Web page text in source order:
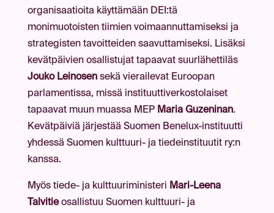
organisaatioita käyttämään DEI:tä
monimuotoisten tiimien voimaannuttamiseksi ja
strategisten tavoitteiden saavuttamiseksi. Lisäksi
kevätpäivien osallistujat tapaavat suurlähettiläs
Jouko Leinosensekä vierailevat Euroopan
parlamentissa, missä instituuttiverkostolaiset
tapaavat muun muassa MEP Maria Guzeninan.
Kevätpäiviä järjestää Suomen Benelux-instituutti
yhdessä Suomen kulttuuri- ja tiedeinstituutit ry:n
kanssa.
Myös tiede- ja kulttuuriministeri Mari-Leena
Talvitieosallistuu Suomen kulttuuri- ja